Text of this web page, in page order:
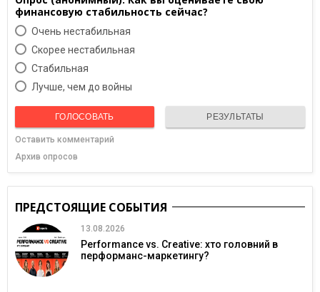
финансовую стабильность сейчас?
Очень нестабильная
Скорее нестабильная
Cтабильная
Лучше, чем до войны
ГОЛОСОВАТЬ РЕЗУЛЬТАТЫ
Оставить комментарий
Архив опросов
ПРЕДСТОЯЩИЕ СОБЫТИЯ
13.08.2026
Performance vs. Creative: хто головний в
перформанс-маркетингу?